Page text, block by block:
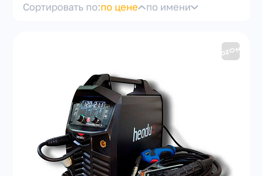
ДИАМЕТР
Сортировать по:по цене по имени